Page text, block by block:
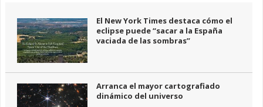
El New York Times destaca cómo el
eclipse puede “sacar a la España
vaciada de las sombras”
Arranca el mayor cartografiado
dinámico del universo